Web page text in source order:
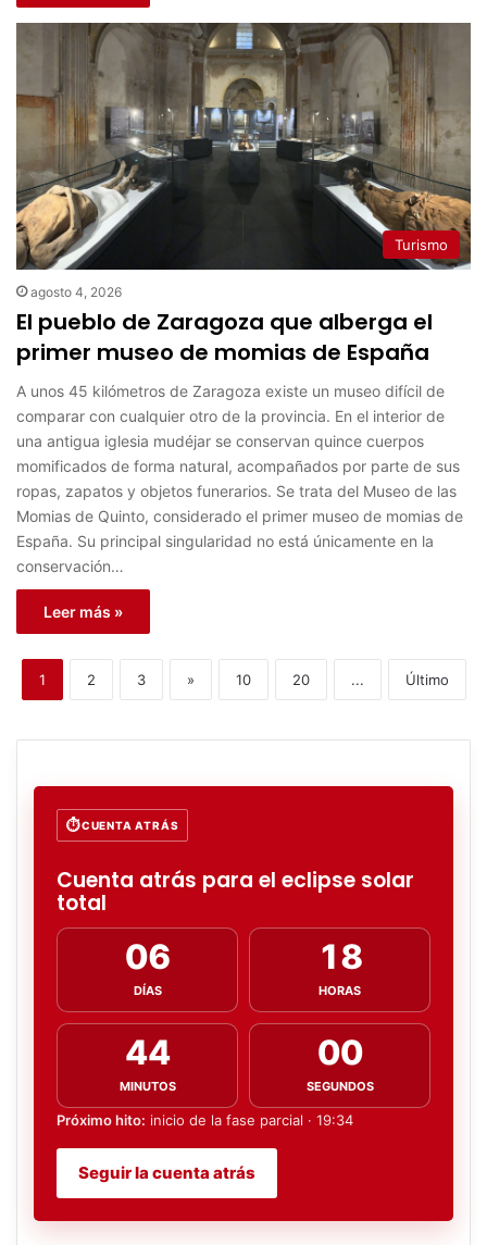
Turismo
agosto 4, 2026
El pueblo de Zaragoza que alberga el
primer museo de momias de España
A unos 45 kilómetros de Zaragoza existe un museo difícil de
comparar con cualquier otro de la provincia. En el interior de
una antigua iglesia mudéjar se conservan quince cuerpos
momificados de forma natural, acompañados por parte de sus
ropas, zapatos y objetos funerarios. Se trata del Museo de las
Momias de Quinto, considerado el primer museo de momias de
España. Su principal singularidad no está únicamente en la
conservación…
Leer más »
1 2 3 » 10 20 ... Último
CUENTA ATRÁS
Cuenta atrás para el eclipse solar
total
06
DÍAS
18
HORAS
43
MINUTOS
58
SEGUNDOS
Próximo hito: inicio de la fase parcial · 19:34
Seguir la cuenta atrás